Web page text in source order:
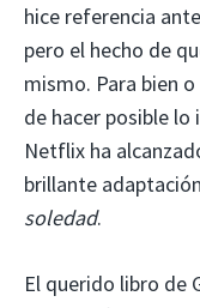
hice referencia
pero el hecho de
mismo. Para bien
de hacer posible lo
Netflix ha
brillante
soledad.
El querido libro de